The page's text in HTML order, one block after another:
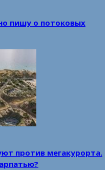
пишу о потоковых
против мегакурорта.